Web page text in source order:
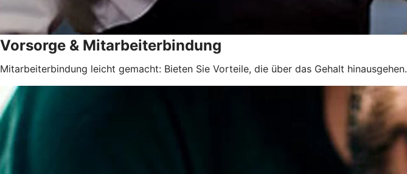
Vorsorge & Mitarbeiterbindung
Mitarbeiterbindung leicht gemacht: Bieten Sie Vorteile, die über das Gehalt hinausgehen.